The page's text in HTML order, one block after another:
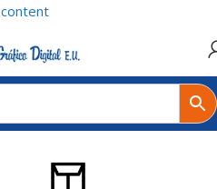
calibre 40